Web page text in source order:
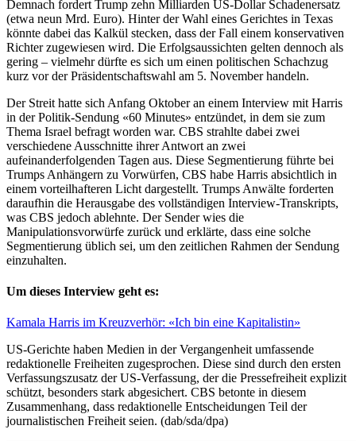
Demnach fordert Trump zehn Milliarden US-Dollar Schadenersatz
(etwa neun Mrd. Euro). Hinter der Wahl eines Gerichtes in Texas
könnte dabei das Kalkül stecken, dass der Fall einem konservativen
Richter zugewiesen wird. Die Erfolgsaussichten gelten dennoch als
gering – vielmehr dürfte es sich um einen politischen Schachzug
kurz vor der Präsidentschaftswahl am 5. November handeln.
Der Streit hatte sich Anfang Oktober an einem Interview mit Harris
in der Politik-Sendung «60 Minutes» entzündet, in dem sie zum
Thema Israel befragt worden war. CBS strahlte dabei zwei
verschiedene Ausschnitte ihrer Antwort an zwei
aufeinanderfolgenden Tagen aus. Diese Segmentierung führte bei
Trumps Anhängern zu Vorwürfen, CBS habe Harris absichtlich in
einem vorteilhafteren Licht dargestellt. Trumps Anwälte forderten
daraufhin die Herausgabe des vollständigen Interview-Transkripts,
was CBS jedoch ablehnte. Der Sender wies die
Manipulationsvorwürfe zurück und erklärte, dass eine solche
Segmentierung üblich sei, um den zeitlichen Rahmen der Sendung
einzuhalten.
Um dieses Interview geht es:
Kamala Harris im Kreuzverhör: «Ich bin eine Kapitalistin»
US-Gerichte haben Medien in der Vergangenheit umfassende
redaktionelle Freiheiten zugesprochen. Diese sind durch den ersten
Verfassungszusatz der US-Verfassung, der die Pressefreiheit explizit
schützt, besonders stark abgesichert. CBS betonte in diesem
Zusammenhang, dass redaktionelle Entscheidungen Teil der
journalistischen Freiheit seien. (dab/sda/dpa)